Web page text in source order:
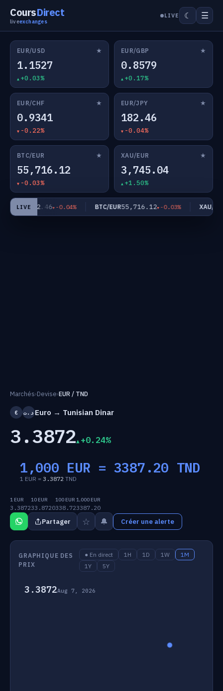
CoursDirect
liveexchanges
LIVE ☾ ☰
EUR/USD ★
1.1527
+0.03%
EUR/GBP ★
0.8579
+0.17%
EUR/CHF ★
0.9341
-0.22%
EUR/JPY ★
182.46
-0.04%
BTC/EUR ★
55,716.12
-0.03%
XAU/EUR ★
3,745.04
+1.50%
LIVE
JPY182.46 -0.04% BTC/EUR55,716.12 -0.03% XAU/EUR
Marchés›Devise›EUR / TND
€ د.ت Euro → Tunisian Dinar
3.3872 +0.24%
1,000 EUR = 3387.20 TND
1 EUR = 3.3872 TND
1 EUR
3.3872
10 EUR
33.8720
100 EUR
338.72
1,000 EUR
3387.20
Partager ☆ 🔔 Créer une alerte
GRAPHIQUE DES
PRIX
● En direct 1H 1D 1W
1M
1Y
5Y
3.3872Aug 7, 2026